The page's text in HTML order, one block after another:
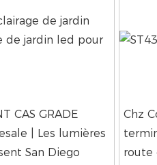
CAS GRADE
| Les lumières
San Diego
Chz
route